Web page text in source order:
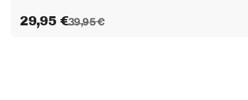
29,95 €39,95 €